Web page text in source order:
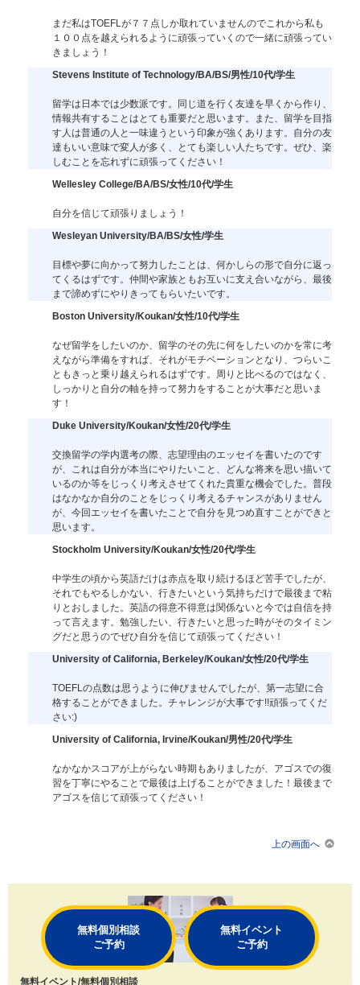
無料個別相談
ご予約
無料イベント
ご予約
まだ私はTOEFLが７７点しか取れていませんのでこれから私も
１００点を越えられるように頑張っていくので一緒に頑張ってい
きましょう！
Stevens Institute of Technology/BA/BS/男性/10代/学生
留学は日本では少数派です。同じ道を行く友達を早くから作り、
情報共有することはとても重要だと思います。また、留学を目指
す人は普通の人と一味違うという印象が強くあります。自分の友
達もいい意味で変人が多く、とても楽しい人たちです。ぜひ、楽
しむことを忘れずに頑張ってください！
Wellesley College/BA/BS/女性/10代/学生
自分を信じて頑張りましょう！
Wesleyan University/BA/BS/女性/学生
目標や夢に向かって努力したことは、何かしらの形で自分に返っ
てくるはずです。仲間や家族ともお互いに支え合いながら、最後
まで諦めずにやりきってもらいたいです。
Boston University/Koukan/女性/10代/学生
なぜ留学をしたいのか、留学のその先に何をしたいのかを常に考
えながら準備をすれば、それがモチベーションとなり、つらいこ
ともきっと乗り越えられるはずです。周りと比べるのではなく、
しっかりと自分の軸を持って努力をすることが大事だと思いま
す！
Duke University/Koukan/女性/20代/学生
交換留学の学内選考の際、志望理由のエッセイを書いたのです
が、これは自分が本当にやりたいこと、どんな将来を思い描いて
いるのか等をじっくり考えさせてくれた貴重な機会でした。普段
はなかなか自分のことをじっくり考えるチャンスがありません
が、今回エッセイを書いたことで自分を見つめ直すことができと
思います。
Stockholm University/Koukan/女性/20代/学生
中学生の頃から英語だけは赤点を取り続けるほど苦手でしたが、
それでもやるしかない、行きたいという気持ちだけで最後まで粘
りとおしました。英語の得意不得意は関係ないと今では自信を持
って言えます。勉強したい、行きたいと思った時がそのタイミン
グだと思うのでぜひ自分を信じて頑張ってください！
University of California, Berkeley/Koukan/女性/20代/学生
TOEFLの点数は思うように伸びませんでしたが、第一志望に合
格することができました。チャレンジが大事です!!頑張ってくだ
さい:)
University of California, Irvine/Koukan/男性/20代/学生
なかなかスコアが上がらない時期もありましたが、アゴスでの復
習を丁寧にやることで最後は上げることができました！最後まで
アゴスを信じて頑張ってください！
上の画面へ
無料イベント/無料個別相談